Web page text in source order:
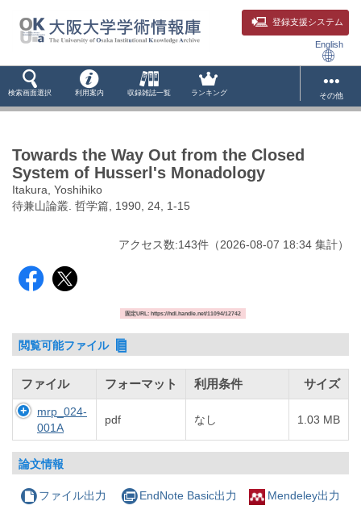
登録支援システム
English
検索画面選択 利用案内 収録雑誌一覧 ランキング その他
Towards the Way Out from the Closed
System of Husserl's Monadology
Itakura, Yoshihiko
待兼山論叢. 哲学篇, 1990, 24, 1-15
アクセス数:143件 （2026-08-07 18:34 集計）
固定URL: https://hdl.handle.net/11094/12742
閲覧可能ファイル
ファイル フォーマット 利用条件 サイズ
mrp_024-
001A
pdf なし 1.03 MB
論文情報
ファイル出力 EndNote Basic出力 Mendeley出力